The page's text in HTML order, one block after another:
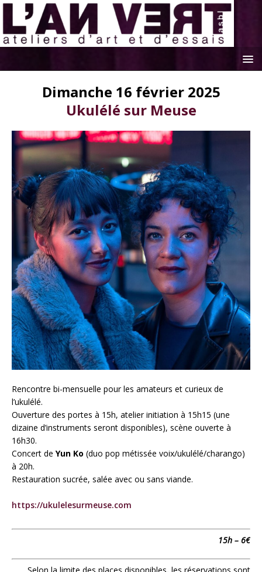
Dimanche 16 février 2025
Ukulélé sur Meuse
Rencontre bi-mensuelle pour les amateurs et curieux de
l’ukulélé.
Ouverture des portes à 15h, atelier initiation à 15h15 (une
dizaine d’instruments seront disponibles), scène ouverte à
16h30.
Concert de Yun Ko (duo pop métissée voix/ukulélé/charango)
à 20h.
Restauration sucrée, salée avec ou sans viande.
https://ukulelesurmeuse.com
15h – 6€